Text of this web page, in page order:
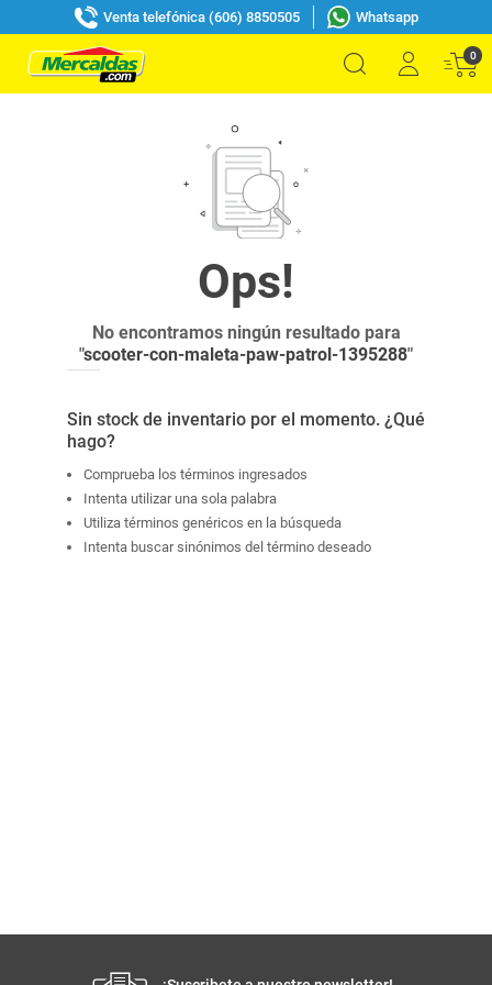
Venta telefónica (606) 8850505 Whatsapp
0
No encontramos ningún resultado para
"scooter-con-maleta-paw-patrol-1395288"
Sin stock de inventario por el momento. ¿Qué
hago?
Comprueba los términos ingresados
Intenta utilizar una sola palabra
Utiliza términos genéricos en la búsqueda
Intenta buscar sinónimos del término deseado